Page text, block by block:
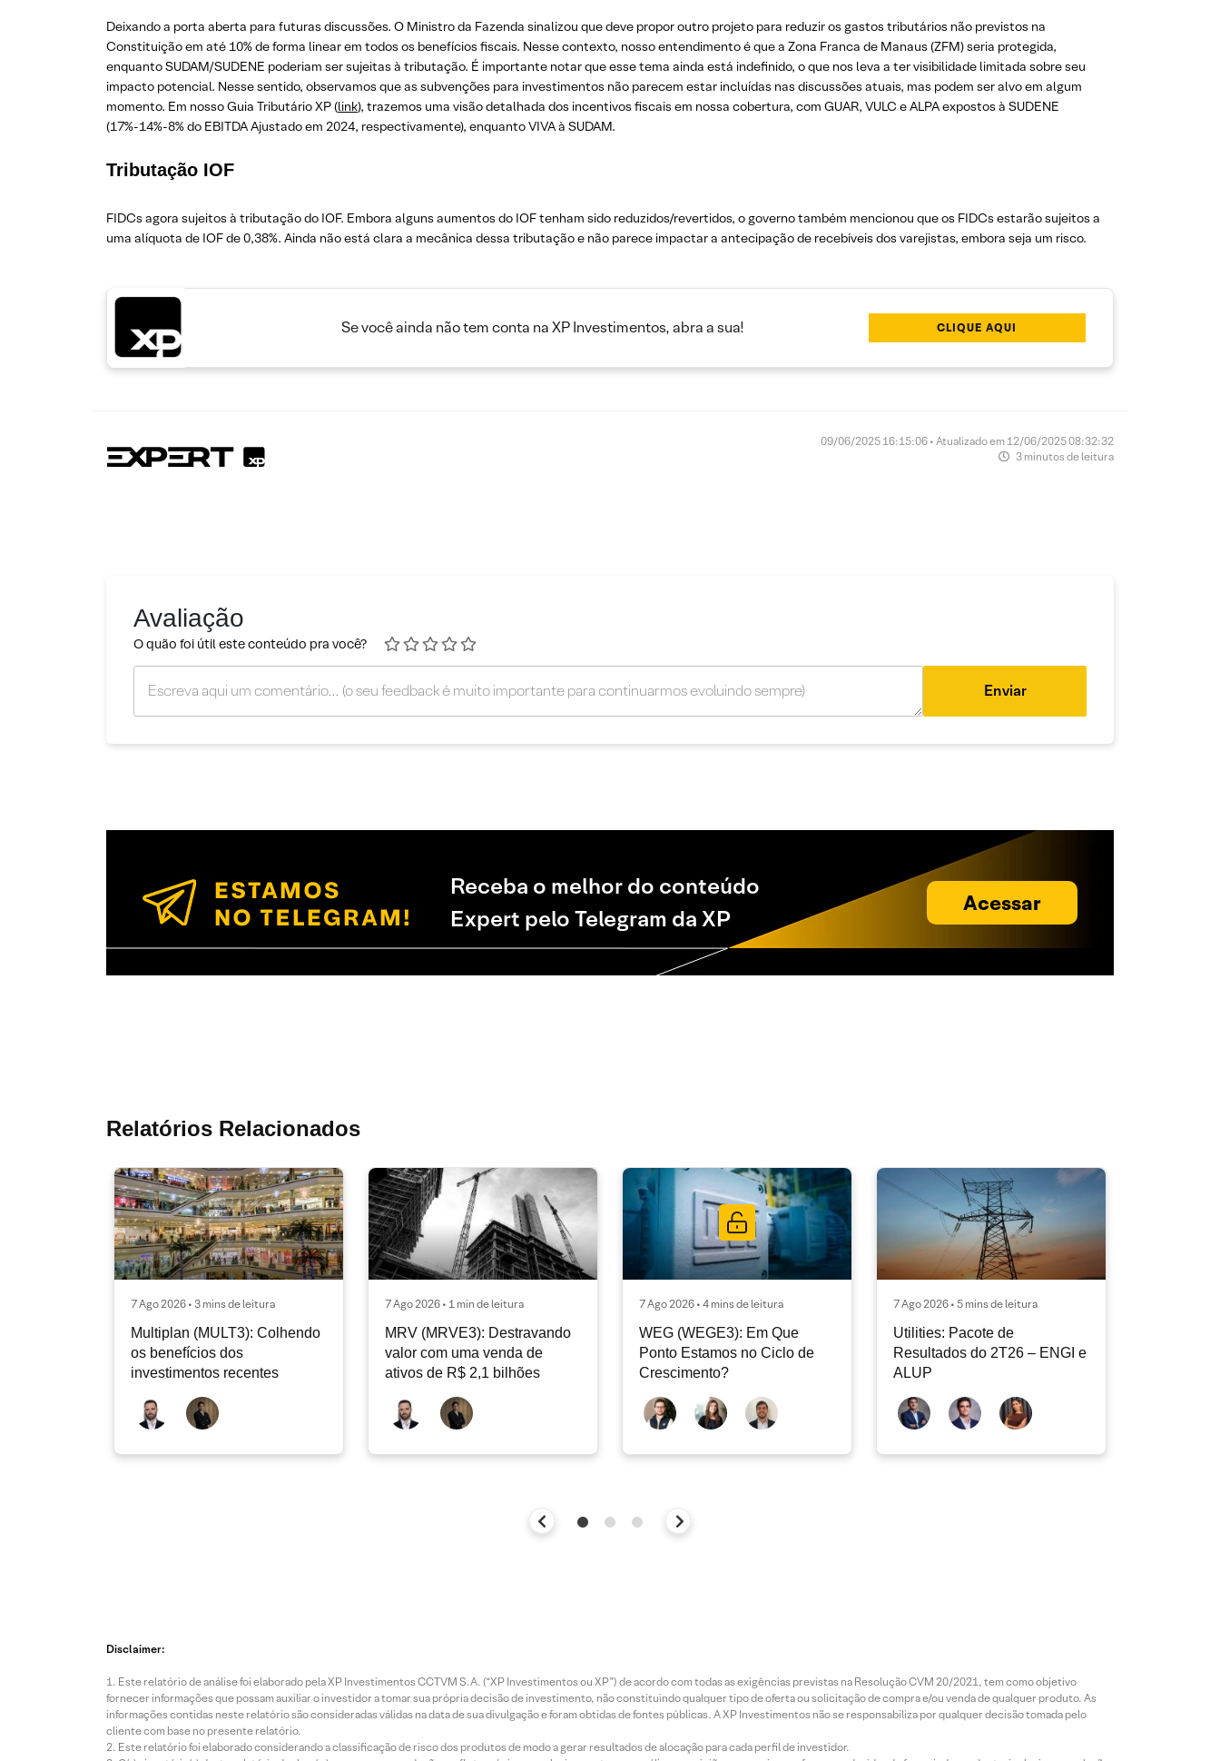
Deixando a porta aberta para futuras discussões. O Ministro da Fazenda sinalizou que deve propor outro projeto para reduzir os gastos tributários não previstos na
Constituição em até 10% de forma linear em todos os benefícios fiscais. Nesse contexto, nosso entendimento é que a Zona Franca de Manaus (ZFM) seria protegida,
enquanto SUDAM/SUDENE poderiam ser sujeitas à tributação. É importante notar que esse tema ainda está indefinido, o que nos leva a ter visibilidade limitada sobre seu
impacto potencial. Nesse sentido, observamos que as subvenções para investimentos não parecem estar incluídas nas discussões atuais, mas podem ser alvo em algum
momento. Em nosso Guia Tributário XP (link), trazemos uma visão detalhada dos incentivos fiscais em nossa cobertura, com GUAR, VULC e ALPA expostos à SUDENE
(17%-14%-8% do EBITDA Ajustado em 2024, respectivamente), enquanto VIVA à SUDAM.
Tributação IOF
FIDCs agora sujeitos à tributação do IOF. Embora alguns aumentos do IOF tenham sido reduzidos/revertidos, o governo também mencionou que os FIDCs estarão sujeitos a
uma alíquota de IOF de 0,38%. Ainda não está clara a mecânica dessa tributação e não parece impactar a antecipação de recebíveis dos varejistas, embora seja um risco.
Se você ainda não tem conta na XP Investimentos, abra a sua! CLIQUE AQUI
09/06/2025 16:15:06 • Atualizado em 12/06/2025 08:32:32
3 minutos de leitura
Avaliação
O quão foi útil este conteúdo pra você?
Enviar
Receba o melhor do conteúdo
Expert pelo Telegram da XP
Acessar
Relatórios Relacionados
7 Ago 2026 • 3 mins de leitura
Multiplan (MULT3): Colhendo
os benefícios dos
investimentos recentes
7 Ago 2026 • 1 min de leitura
MRV (MRVE3): Destravando
valor com uma venda de
ativos de R$ 2,1 bilhões
7 Ago 2026 • 4 mins de leitura
WEG (WEGE3): Em Que
Ponto Estamos no Ciclo de
Crescimento?
7 Ago 2026 • 5 mins de leitura
Utilities: Pacote de
Resultados do 2T26 – ENGI e
ALUP
Disclaimer:
Este relatório de análise foi elaborado pela XP Investimentos CCTVM S.A. (“XP Investimentos ou XP”) de acordo com todas as exigências previstas na Resolução CVM 20/2021, tem como objetivo
fornecer informações que possam auxiliar o investidor a tomar sua própria decisão de investimento, não constituindo qualquer tipo de oferta ou solicitação de compra e/ou venda de qualquer produto. As
informações contidas neste relatório são consideradas válidas na data de sua divulgação e foram obtidas de fontes públicas. A XP Investimentos não se responsabiliza por qualquer decisão tomada pelo
cliente com base no presente relatório.
Este relatório foi elaborado considerando a classificação de risco dos produtos de modo a gerar resultados de alocação para cada perfil de investidor.